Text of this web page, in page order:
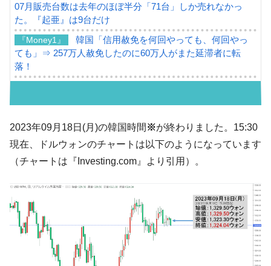
07月販売台数は去年のほぼ半分「71台」しか売れなかっ
た。『起亜』は9台だけ
『Money1』
韓国「信用赦免を何回やっても、何回やっ
ても」⇒ 257万人赦免したのに60万人がまた延滞者に転
落！
韓国「2026年07月の輸出入」絶好調。半導
体だけで410億ドル、輸出全体の41％もある
や、若者に起業させよう」⇒ どんな雇用対策だソレ。
『Money1』
【韓国の外貨準備】2026年07月は4,279億ド
ル。外平債の発行「19.4億ドル」
『Money1』
韓国「ここは北朝鮮なのか。選管がサーバ
ーにウソのデータを入力したのは明白だ」
『Money1』
韓国･李在明さっそく不動産対策で浅薄な発
2023年09月18日(月)の韓国時間 ※が終わりました。15:30
現在、ドルウォンのチャートは以下のようになっています
（チャートは『Investing.com』より引用）。